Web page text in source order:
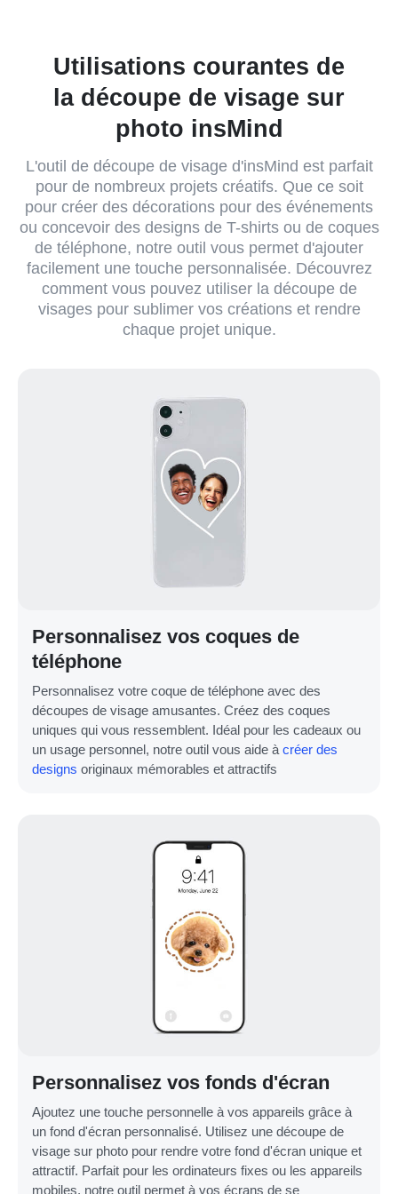
Utilisations courantes de
la découpe de visage sur
photo insMind
L'outil de découpe de visage d'insMind est parfait
pour de nombreux projets créatifs. Que ce soit
pour créer des décorations pour des événements
ou concevoir des designs de T-shirts ou de coques
de téléphone, notre outil vous permet d'ajouter
facilement une touche personnalisée. Découvrez
comment vous pouvez utiliser la découpe de
visages pour sublimer vos créations et rendre
chaque projet unique.
Personnalisez vos coques de
téléphone
Personnalisez votre coque de téléphone avec des
découpes de visage amusantes. Créez des coques
uniques qui vous ressemblent. Idéal pour les cadeaux ou
un usage personnel, notre outil vous aide à créer des
designs originaux mémorables et attractifs
Personnalisez vos fonds d'écran
Ajoutez une touche personnelle à vos appareils grâce à
un fond d'écran personnalisé. Utilisez une découpe de
visage sur photo pour rendre votre fond d'écran unique et
attractif. Parfait pour les ordinateurs fixes ou les appareils
mobiles, notre outil permet à vos écrans de se